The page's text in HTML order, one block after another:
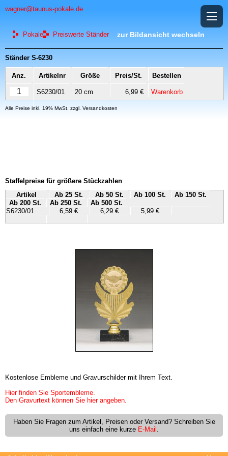
wagner@taunus-pokale.de
Pokale Preiswerte Ständer zur Bildansicht wechseln
Ständer S-6230
Anz. Artikelnr Größe Preis/St. Bestellen
S6230/01 20 cm 6,99 € Warenkorb
Alle Preise inkl. 19% MwSt. zzgl. Versandkosten
Staffelpreise für größere Stückzahlen
Artikel
Ab 25 St. Ab 50 St. Ab 100 St.
Ab 150 St.
Ab 200 St.
Ab 250 St.
Ab 500 St.
S6230/01
6,59 € 6,29 € 5,99 €
Kostenlose Embleme und Gravurschilder mit Ihrem Text.
Hier finden Sie Sportembleme.
Den Gravurtext können Sie hier angeben.
Haben Sie Fragen zum Artikel, Preisen oder Versand? Schreiben Sie
uns einfach eine kurze E-Mail .